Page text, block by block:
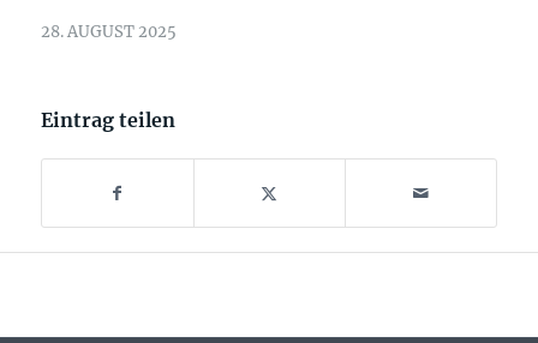
28. AUGUST 2025
Eintrag teilen